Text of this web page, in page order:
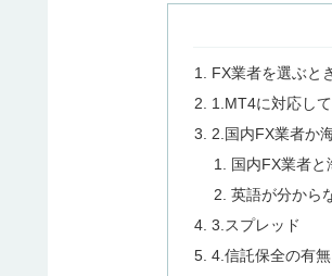
FX業者を選ぶと
1.MT4に対応し
2.国内FX業者か
国内FX業者と
英語が分から
3.スプレッド
4.信託保全の有無